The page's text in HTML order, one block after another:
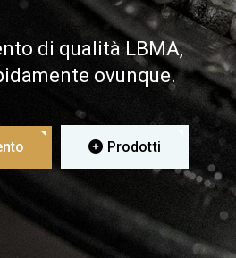
di qualità LBMA,
ovunque.
Prodotti